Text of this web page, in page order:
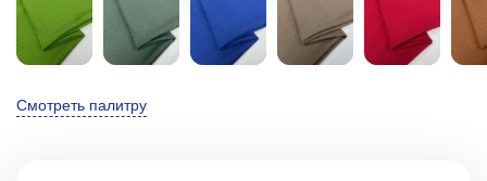
Смотреть палитру